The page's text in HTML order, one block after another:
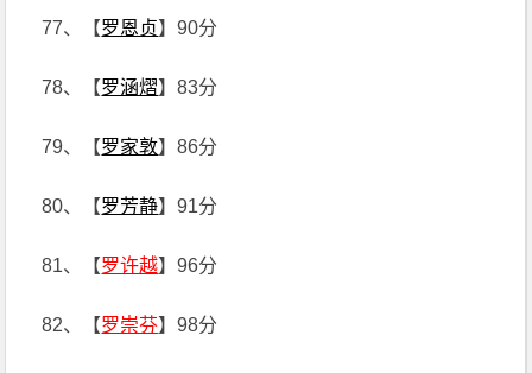
77、【罗恩贞】90分
78、【罗涵熠】83分
79、【罗家敦】86分
80、【罗芳静】91分
81、【罗许越】96分
82、【罗崇芬】98分